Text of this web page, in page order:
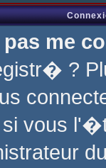
me
?
vous